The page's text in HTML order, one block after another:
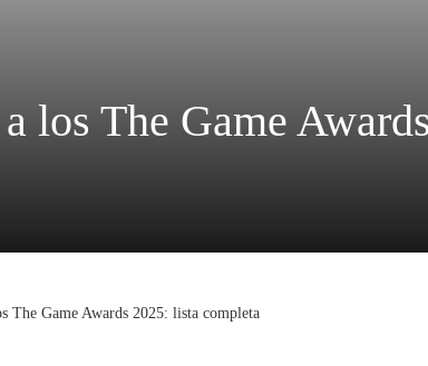
los The Game
The Game Awards 2025: lista completa